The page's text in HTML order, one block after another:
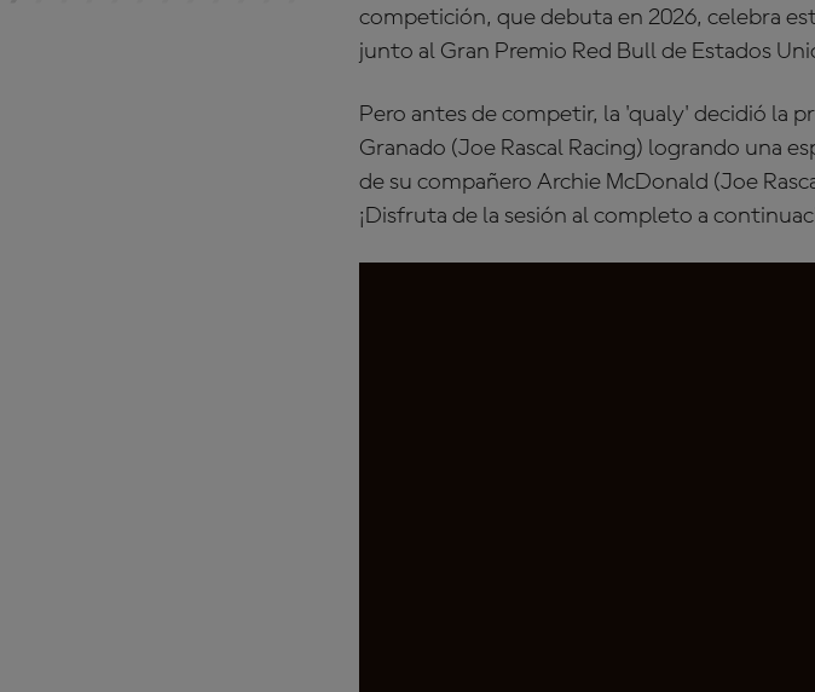
competición, que debuta en 2026, celebra
junto al Gran Premio Red Bull de Estados
Pero antes de competir, la 'qualy' decidió la
Granado (Joe Rascal Racing) logrando una
de su compañero Archie McDonald (Joe
¡Disfruta de la sesión al completo a